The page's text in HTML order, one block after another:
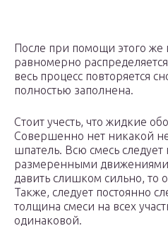
После при помощи этого же
равномерно
весь процесс повторяется
полностью заполнена.
Стоит учесть, что жидкие
Совершенно нет никакой
шпатель. Всю смесь
размеренными
давить слишком сильно, то
Также, следует постоянно
толщина смеси на всех
одинаковой.